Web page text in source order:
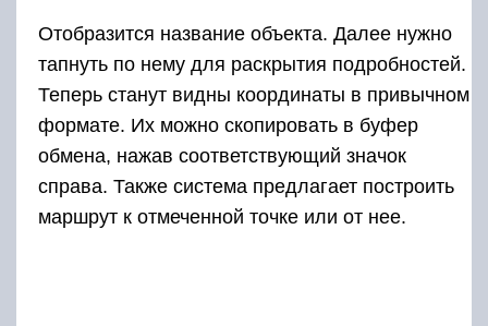
Отобразится название объекта. Далее нужно
тапнуть по нему для раскрытия подробностей.
Теперь станут видны координаты в привычном
формате. Их можно скопировать в буфер
обмена, нажав соответствующий значок
справа. Также система предлагает построить
маршрут к отмеченной точке или от нее.